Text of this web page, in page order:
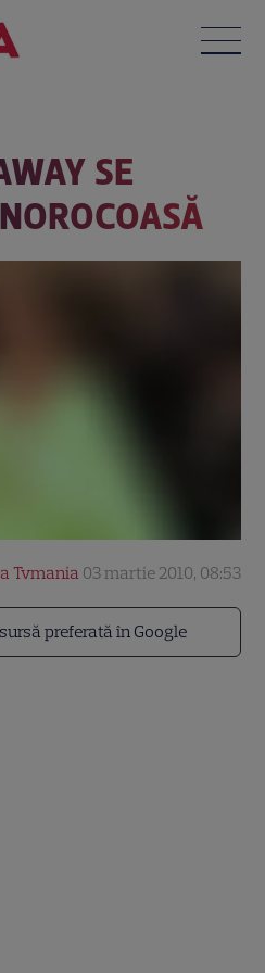
SE
preferată în Google
Tvmania 03 martie 2010, 08:53